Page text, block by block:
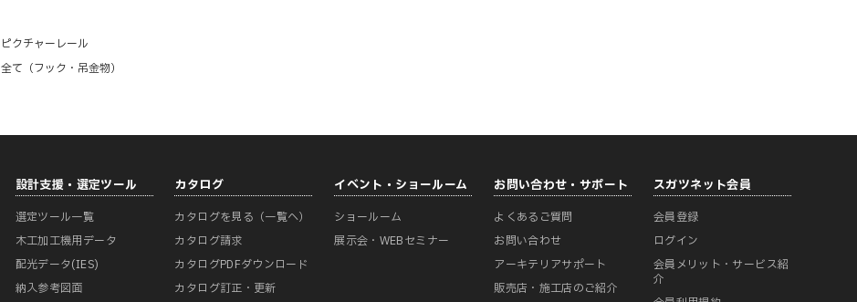
ピクチャーレール
全て（フック・吊金物）
設計支援・選定ツール
選定ツール一覧
木工加工機用データ
配光データ(IES)
納入参考図面
カタログ
カタログを見る（一覧へ）
カタログ請求
カタログPDFダウンロード
カタログ訂正・更新
イベント・ショールーム
ショールーム
展示会・WEBセミナー
お問い合わせ・サポート
よくあるご質問
お問い合わせ
アーキテリアサポート
販売店・施工店のご紹介
スガツネット会員
会員登録
ログイン
会員メリット・サービス紹
介